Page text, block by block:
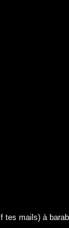
tes mails) à